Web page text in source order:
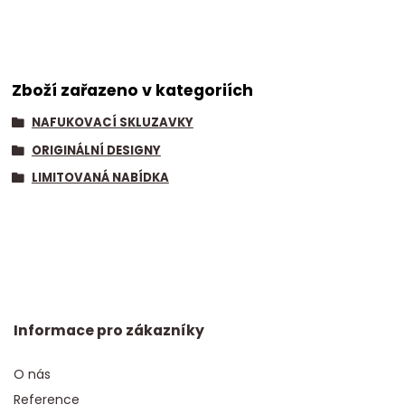
Zboží zařazeno v kategoriích
NAFUKOVACÍ SKLUZAVKY
ORIGINÁLNÍ DESIGNY
LIMITOVANÁ NABÍDKA
Informace pro zákazníky
O nás
Reference